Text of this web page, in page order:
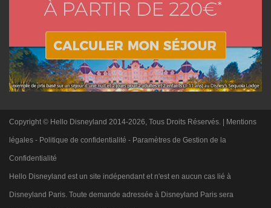
Copyright © Hello Disneyland 2014-2026, Tous Droits Réservés. | Mentions
légales - Politique de confidentialité - Paramètres de Gestion de la
Confidentialité
Hello Disneyland est un site indépendant et n'est en aucun cas lié à
Disneyland Paris. Toute demande adressée à Disneyland Paris sera